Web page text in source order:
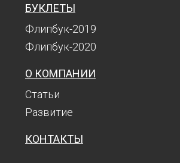
БУКЛЕТЫ
Флипбук-2019
Флипбук-2020
О КОМПАНИИ
Статьи
Развитие
КОНТАКТЫ